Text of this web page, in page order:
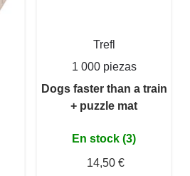
Trefl
1 000 piezas
Dogs faster than a train
+ puzzle mat
En stock (3)
14,50 €